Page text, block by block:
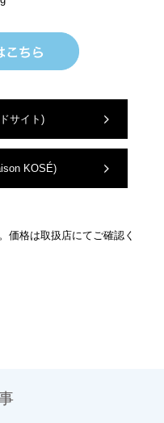
サイト)
KOSÉ)
価格は取扱店にてご確認く